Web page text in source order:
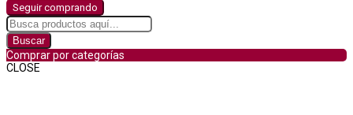
Seguir comprando
Buscar
Comprar por categorías
CLOSE